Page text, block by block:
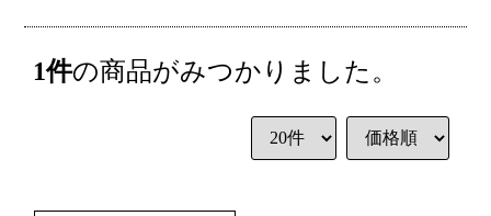
1件の商品がみつかりました。